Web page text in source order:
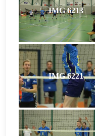
IMG 6213
IMG 6221